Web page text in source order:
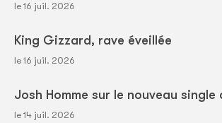
le 16 juil. 2026
King Gizzard, rave éveillée
le 16 juil. 2026
Josh Homme sur le nouveau single
le 14 juil. 2026